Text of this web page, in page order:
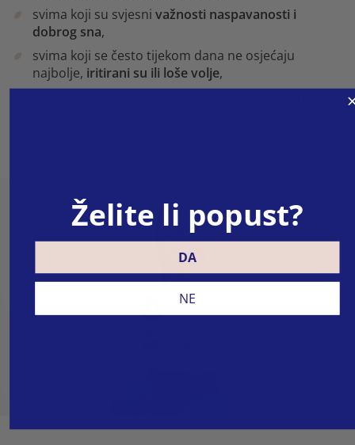
svima koji su svjesni važnosti naspavanosti i
dobrog sna,
svima koji se često tijekom dana ne osjećaju
najbolje, iritirani su ili loše volje,
Želite li popust?
DA
NE